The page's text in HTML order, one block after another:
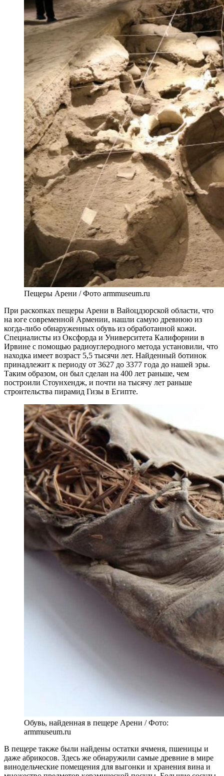
Пещеры Арени / Фото armmuseum.ru
При раскопках пещеры Арени в Вайоцдзорской области, что
на юге современной Армении, нашли самую древнюю из
когда-либо обнаруженных обувь из обработанной кожи.
Специалисты из Оксфорда и Университета Калифорнии в
Ирвине с помощью радиоуглеродного метода установили, что
находка имеет возраст 5,5 тысячи лет. Найденный ботинок
принадлежит к периоду от 3627 до 3377 года до нашей эры.
Таким образом, он был сделан на 400 лет раньше, чем
построили Стоунхендж, и почти на тысячу лет раньше
строительства пирамид Гизы в Египте.
Обувь, найденная в пещере Арени / Фото:
armmuseum.ru
В пещере также были найдены остатки ячменя, пшеницы и
даже абрикосов. Здесь же обнаружили самые древние в мире
винодельческие помещения для выгонки и хранения вина и